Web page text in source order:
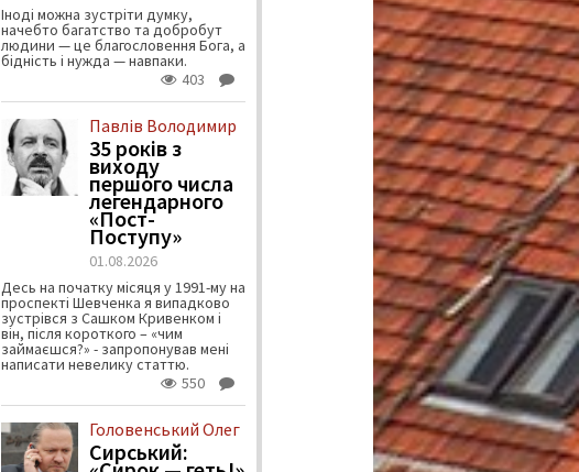
Іноді можна зустріти думку,
начебто багатство та добробут
людини — це благословення Бога, а
бідність і нужда — навпаки.
403
Павлів Володимир
35 років з
виходу
першого числа
легендарного
«Пост-
Поступу»
01.08.2026
Десь на початку місяця у 1991-му на
проспекті Шевченка я випадково
зустрівся з Сашком Кривенком і
він, після короткого – «чим
займаєшся?» - запропонував мені
написати невелику статтю.
550
Головенський Олег
Сирський: